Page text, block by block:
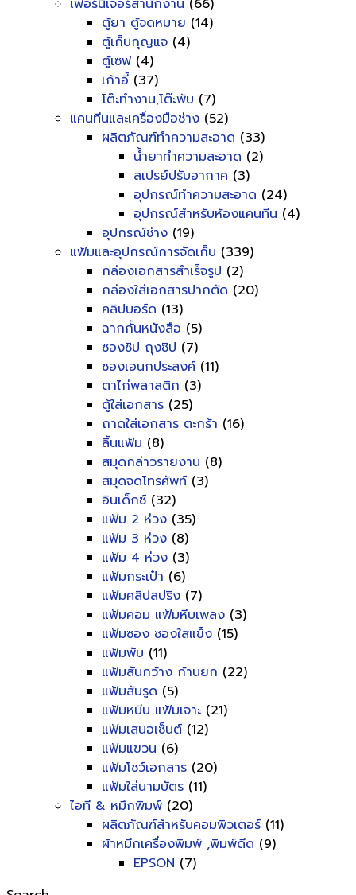
เฟอร์นิเจอร์สำนักงาน (66)
ตู้ยา ตู้จดหมาย (14)
ตู้เก็บกุญแจ (4)
ตู้เซฟ(4)
เก้าอี้ (37)
โต๊ะทำงาน,โต๊ะพับ (7)
แคนทีนและเครื่องมือช่าง (52)
ผลิตภัณฑ์ทำความสะอาด (33)
น้ำยาทำความสะอาด (2)
สเปรย์ปรับอากาศ (3)
อุปกรณ์ทำความสะอาด (24)
อุปกรณ์สำหรับห้องแคนทีน (4)
อุปกรณ์ช่าง (19)
แฟ้มและอุปกรณ์การจัดเก็บ (339)
กล่องเอกสารสำเร็จรูป (2)
กล่องใส่เอกสารปากตัด (20)
คลิปบอร์ด (13)
ฉากกั้นหนังสือ (5)
ซองซิป ถุงซิป (7)
ซองเอนกประสงค์ (11)
ตาไก่พลาสติก (3)
ตู้ใส่เอกสาร (25)
ถาดใส่เอกสาร ตะกร้า (16)
ลิ้นแฟ้ม (8)
สมุดกล่าวรายงาน (8)
สมุดจดโทรศัพท์ (3)
อินเด็กซ์ (32)
แฟ้ม 2 ห่วง (35)
แฟ้ม 3 ห่วง (8)
แฟ้ม 4 ห่วง (3)
แฟ้มกระเป๋า (6)
แฟ้มคลิปสปริง (7)
แฟ้มคอม แฟ้มหีบเพลง (3)
แฟ้มซอง ซองใสแข็ง (15)
แฟ้มพับ (11)
แฟ้มสันกว้าง ก้านยก (22)
แฟ้มสันรูด (5)
แฟ้มหนีบ แฟ้มเจาะ (21)
แฟ้มเสนอเซ็นต์ (12)
แฟ้มแขวน (6)
แฟ้มโชว์เอกสาร (20)
แฟ้มใส่นามบัตร (11)
ไอที & หมึกพิมพ์ (20)
ผลิตภัณฑ์สำหรับคอมพิวเตอร์ (11)
ผ้าหมึกเครื่องพิมพ์ ,พิมพ์ดีด (9)
EPSON (7)